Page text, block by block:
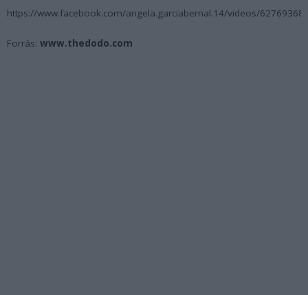
https://www.facebook.com/angela.garciabernal.14/videos/
Forrás: www.thedodo.com